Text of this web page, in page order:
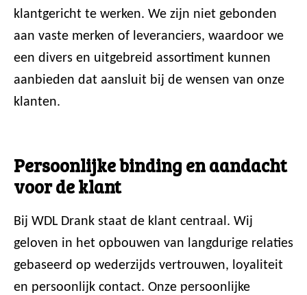
klantgericht te werken. We zijn niet gebonden
aan vaste merken of leveranciers, waardoor we
een divers en uitgebreid assortiment kunnen
aanbieden dat aansluit bij de wensen van onze
klanten.
Persoonlijke binding en aandacht
voor de klant
Bij WDL Drank staat de klant centraal. Wij
geloven in het opbouwen van langdurige relaties
gebaseerd op wederzijds vertrouwen, loyaliteit
en persoonlijk contact. Onze persoonlijke